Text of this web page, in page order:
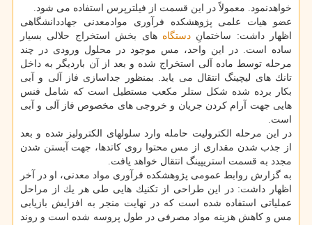
خواهدنمود. معمولاً در این قسمت از فیلترپرس استفاده می شود.
عضو هیات علمی پژوهشكده فرآوری موادمعدنی جهاددانشگاهی
اظهار داشت: ساختمانِدستگاه های بخش استخراج حلالی بسیار
ساده است. در این واحد، مس موجود در محلول ورودی در چند
مرحله توسط ماده آلی استخراج شده و بعد از آن باردیگر به داخل
تانك های لیچینگ انتقال می ­یابد. بمنظور جداسازی فاز آلی و آبی
بكار برده شده شكل ستلر مكعب مستطیل است كه شامل فنس
هایی جهت آرام كردن جریان و خروجی­ های مخصوص فاز آلی و آبی
است.
در این مرحله الكترولیت حامله وارد سلول­های الكترولیز شده و بعد
از جذب شدن مقداری از مس محتوا روی كاتدها، جهت آبستن شدن
مجدد به قسمت استریپینگ انتقال خواهد یافت.
به گزارش روابط عمومی پژوهشكده فرآوری مواد معدنی، او در آخر
اظهار داشت: در این طراحی از تكنیك هایی طی هر یك از مراحل
عملیاتی استفاده شده است كه در نهایت منجر به افزایش بازیابی
مس و كاهش هزینه مواد مصرفی در طول پروسه شده است و روند